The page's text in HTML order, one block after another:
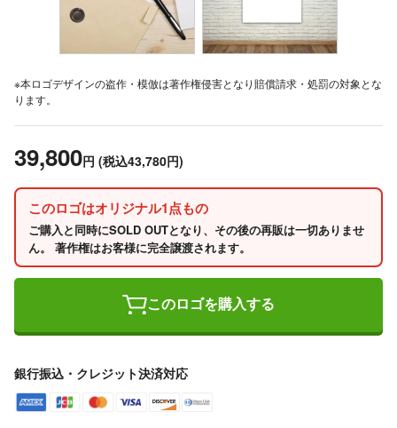
※本ロゴデザインの盗作・模倣は著作権侵害となり賠償請求・処罰の対象とな
ります。
39,800円 (税込43,780円)
このロゴはオリジナル1点もの
ご購入と同時にSOLD OUTとなり、その後の再販は一切ありませ
ん。 著作権はお客様に完全譲渡されます。
このロゴを購入する
銀行振込・クレジット決済対応